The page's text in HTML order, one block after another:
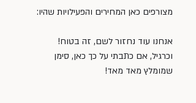
מצורפים כאן המחירים והפעילויות שהיו:
אנחנו עוד נחזור לשם, זה בטוח!
וכרגיל, אם כתבתי על כך כאן, סימן
שמומלץ מאד מאד!